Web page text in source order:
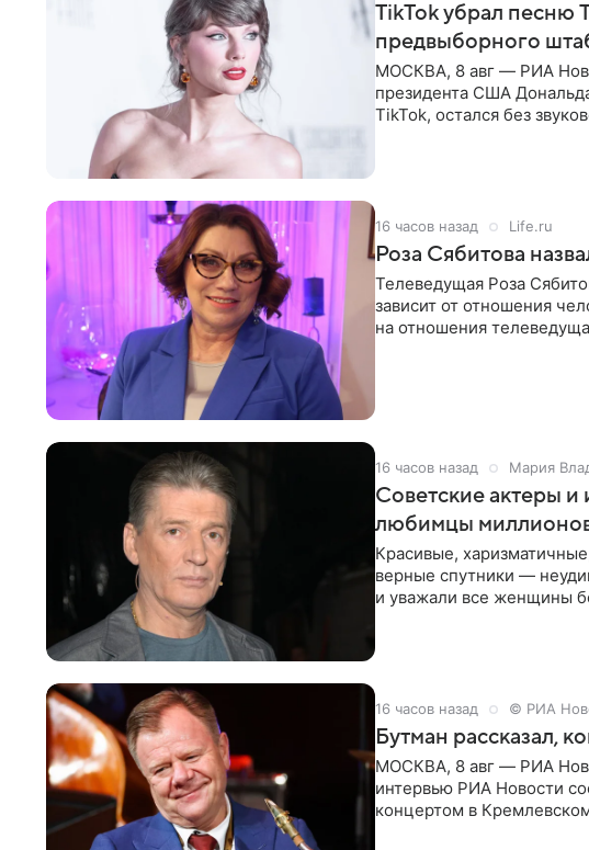
TikTok убрал песню
предвыборного
МОСКВА, 8 авг — РИА
президента США
TikTok, остался без
16 часов назад Life.ru
Роза Сябитова
Телеведущая Роза
зависит от отношения
на отношения
16 часов назад Мария
Советские актеры и
любимцы
Красивые,
верные спутники —
и уважали все женщины
16 часов назад © РИА
Бутман рассказал,
МОСКВА, 8 авг — РИА
интервью РИА Новости
концертом в